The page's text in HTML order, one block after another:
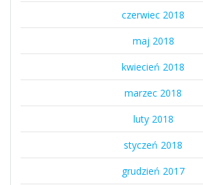
czerwiec 2018
maj 2018
kwiecień 2018
marzec 2018
luty 2018
styczeń 2018
grudzień 2017